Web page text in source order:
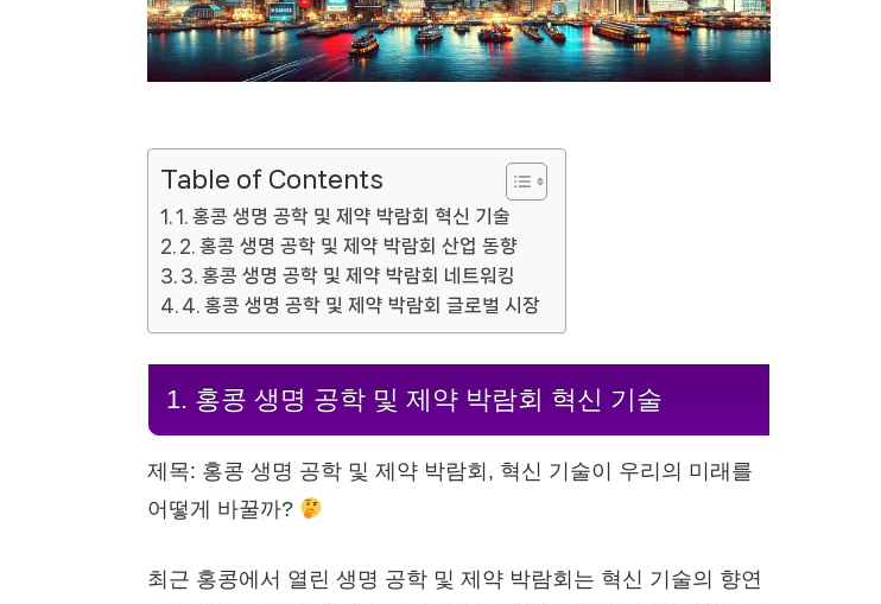
Table of Contents
1. 홍콩 생명 공학 및 제약 박람회 혁신 기술
2. 홍콩 생명 공학 및 제약 박람회 산업 동향
3. 홍콩 생명 공학 및 제약 박람회 네트워킹
4. 홍콩 생명 공학 및 제약 박람회 글로벌 시장
1. 홍콩 생명 공학 및 제약 박람회 혁신 기술
제목: 홍콩 생명 공학 및 제약 박람회, 혁신 기술이 우리의 미래를
어떻게 바꿀까?
최근 홍콩에서 열린 생명 공학 및 제약 박람회는 혁신 기술의 향연